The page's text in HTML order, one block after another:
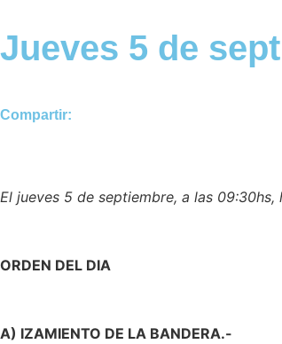
Jueves 5 de
Compartir:
El jueves 5 de septiembre, a las
ORDEN DEL DIA
A) IZAMIENTO DE LA BANDERA.-